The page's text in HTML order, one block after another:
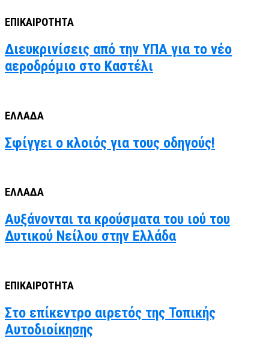
ΕΠΙΚΑΙΡΟΤΗΤΑ
Διευκρινίσεις από την ΥΠΑ για το νέο
αεροδρόμιο στο Καστέλι
ΕΛΛΑΔΑ
Σφίγγει ο κλοιός για τους οδηγούς!
ΕΛΛΑΔΑ
Αυξάνονται τα κρούσματα του ιού του
Δυτικού Νείλου στην Ελλάδα
ΕΠΙΚΑΙΡΟΤΗΤΑ
Στο επίκεντρο αιρετός της Τοπικής
Αυτοδιοίκησης